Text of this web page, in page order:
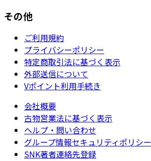
その他
ご利用規約
プライバシーポリシー
特定商取引法に基づく表示
外部送信について
Vポイント利用手続き
会社概要
古物営業法に基づく表示
ヘルプ・問い合わせ
グループ情報セキュリティポリシー
SNK著者連絡先登録